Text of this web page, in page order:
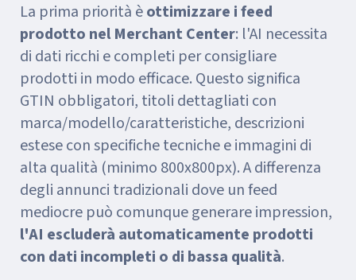
La prima priorità èottimizzare i feed
prodotto nel Merchant Center: l'AI necessita
di dati ricchi e completi per consigliare
prodotti in modo efficace. Questo significa
GTIN obbligatori, titoli dettagliati con
marca/modello/caratteristiche, descrizioni
estese con specifiche tecniche e immagini di
alta qualità (minimo 800x800px). A differenza
degli annunci tradizionali dove un feed
mediocre può comunque generare impression,
l'AI escluderà automaticamente prodotti
con dati incompleti o di bassa qualità.